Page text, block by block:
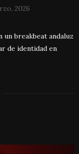
2026
un breakbeat andaluz
de identidad en